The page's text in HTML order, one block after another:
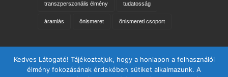
transzperszonális élmény tudatosság
áramlás önismeret önismereti csoport
Keresés az oldalon
Kedves Látogató! Tájékoztatjuk, hogy a honlapon a felhasználói
élmény fokozásának érdekében sütiket alkalmazunk. A